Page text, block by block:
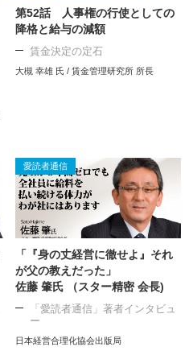
第52話 人事権の行使としての
降格と給与の減額
賃金決定の定石
大槻 幸雄 氏 / 賃金管理研究所 所長
愛読者通信
「『身の丈経営に徹せよ』それ
が父の教えだった」
佐藤 肇氏 （スター精密 会長)
「愛読者通信」著者インタビュ
ー
日本経営合理化協会出版局